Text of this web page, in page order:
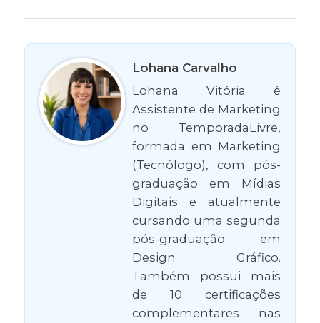
Lohana Carvalho
Lohana Vitória é
Assistente de Marketing
no TemporadaLivre,
formada em Marketing
(Tecnólogo), com pós-
graduação em Mídias
Digitais e atualmente
cursando uma segunda
pós-graduação em
Design Gráfico.
Também possui mais
de 10 certificações
complementares nas